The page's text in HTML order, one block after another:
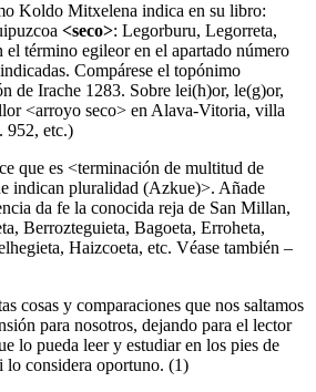
Koldo Mitxelena indica en su libro:
<seco>: Legorburu, Legorreta,
el término egileor en el apartado número
Compárese el topónimo
de Irache 1283. Sobre lei(h)or, le(g)or,
<arroyo seco> en Alava-Vitoria, villa
etc.)
que es <terminación de multitud de
indican pluralidad (Azkue)>. Añade
da fe la conocida reja de San Millan,
Berrozteguieta, Bagoeta, Erroheta,
Haizcoeta, etc. Véase también –
cosas y comparaciones que nos saltamos
para nosotros, dejando para el lector
lo pueda leer y estudiar en los pies de
lo considera oportuno. (1)